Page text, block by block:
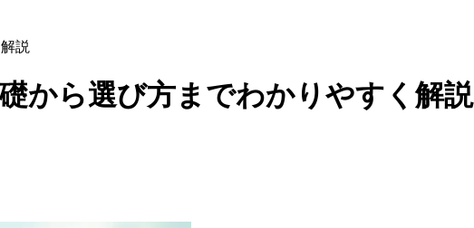
説
から選び方までわかりやすく解説